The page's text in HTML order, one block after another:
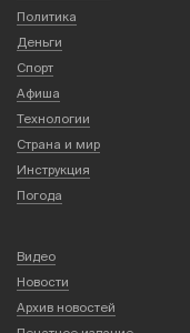
Политика
Деньги
Спорт
Афиша
Технологии
Страна и мир
Инструкция
Погода
Видео
Новости
Архив новостей